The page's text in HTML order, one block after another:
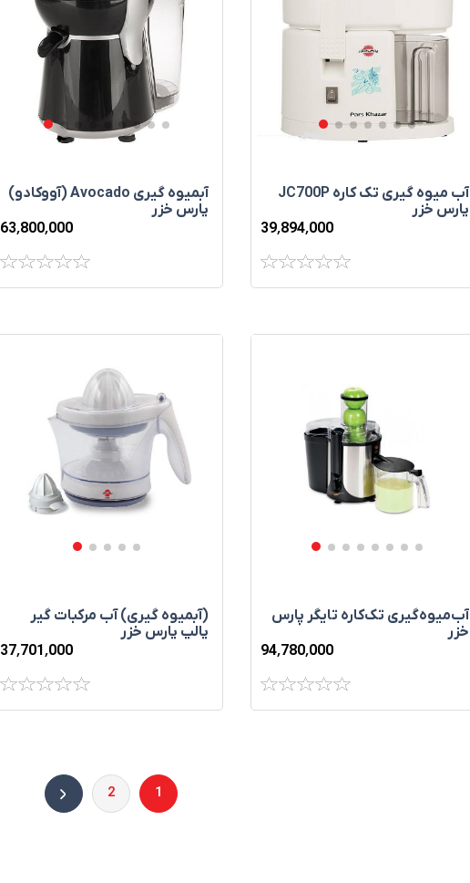
آب‌ ميوه‌ گيری تک‌ کاره JC700P
پارس خزر
39٬894٬000
آبميوه‌ گيری Avocado (آووکادو)
پارس خزر
63٬800٬000
آب‌ميوه‌گيری تک‌کاره تايگر پارس
خزر
94٬780٬000
(آبمیوه گیری) آب‌ مرکبات‌ گير
پالپ پارس خزر
37٬701٬000
1
2